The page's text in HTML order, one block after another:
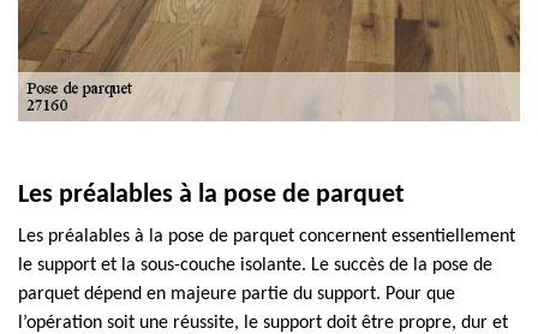
Les préalables à la pose de parquet
Les préalables à la pose de parquet concernent essentiellement
le support et la sous-couche isolante. Le succès de la pose de
parquet dépend en majeure partie du support. Pour que
l’opération soit une réussite, le support doit être propre, dur et